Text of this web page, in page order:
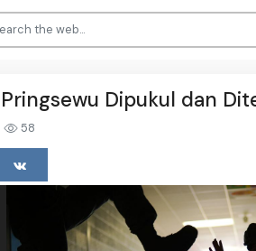
Dipukul dan
58